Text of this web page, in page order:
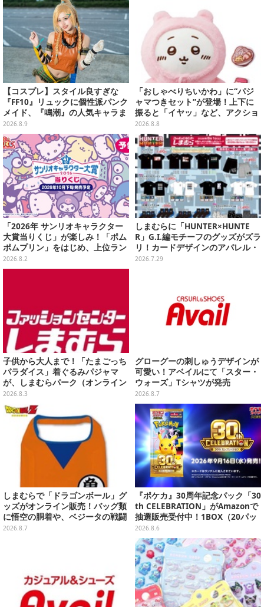
【コスプレ】スタイル良すぎな
『FF10』リュックに個性派パンク
メイド、『鳴潮』の人気キャラま
で「ワンフェス」美女レイヤー6
選【写真28枚】
2026.8.9
「おしゃべりちいかわ」に“パジ
ャマつきセット”が登場！上下に
振ると「イヤッ」など、アクショ
ンに応じて喋ってくれる
2026.8.8
「2026年 サンリオキャラクター
大賞当りくじ」が楽しみ！「ポム
ポムプリン」をはじめ、上位ラン
クインが登場するスペシャル企画
2026.8.2
しまむらに「HUNTER×HUNTE
R」G.I.編モチーフのグッズがズラ
リ！カードデザインのアパレル・
雑貨、ゴレイヌの「オレが3人分
2026.7.29
子供から大人まで！「たまごっち
パラダイス」着ぐるみパジャマ
が、しまむらパーク（オンライン
ストア）にて受注生産
2026.8.3
グローグーの刺しゅうデザインが
可愛い！アベイルにて「スター・
ウォーズ」Tシャツが発売
2026.8.7
しまむらで「ドラゴンボール」グ
ッズがオンライン販売！バッグ類
に悟空の胴着や、ベジータの戦闘
服を大胆デザイン
2026.8.7
『ポケカ』30周年記念パック「30
th CELEBRATION」がAmazonで
抽選販売受付中！1BOX（20パッ
ク入り）
2026.8.6